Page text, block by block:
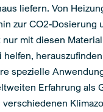
liefern. Von
zur CO2-Dosierung
nur mit diesen
helfen,
spezielle
Erfahrung als